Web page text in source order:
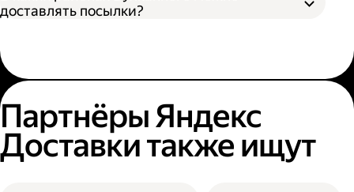
доставлять посылки?
Партнёры Яндекс
Доставки также ищут